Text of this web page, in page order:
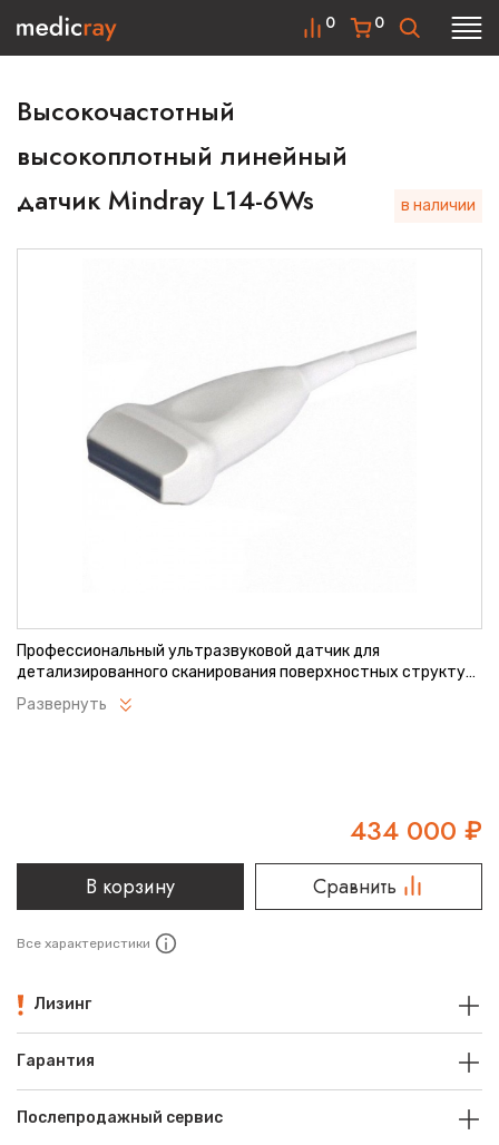
0
0
Высокочастотный
высокоплотный линейный
датчик Mindray L14-6Ws
в наличии
Профессиональный ультразвуковой датчик для
детализированного сканирования поверхностных структур.
Обеспечивает исключительную четкость изображения при
исследованиях. Оптимален для сосудистых и мышечно-
Развернуть
434 000 ₽
В корзину Сравнить
Все характеристики
Лизинг
Гарантия
Послепродажный сервис